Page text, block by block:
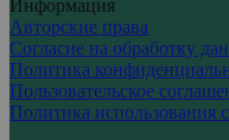
Информация
Авторские права
Согласие на обработку
Политика
Пользовательское
Политика использования